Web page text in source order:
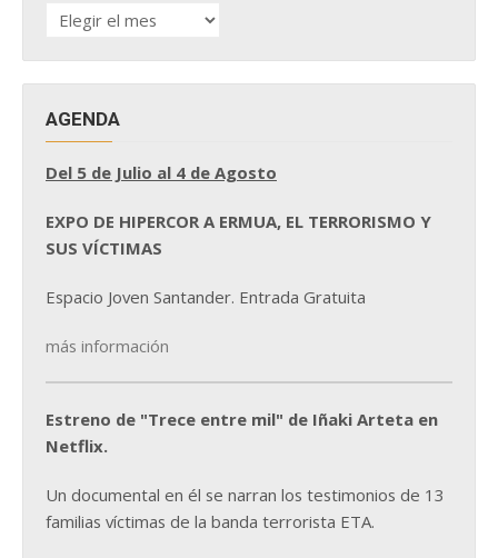
HISTÓRICO
DE
AGENDA
Del 5 de Julio al 4 de Agosto
EXPO DE HIPERCOR A ERMUA, EL TERRORISMO Y
SUS VÍCTIMAS
Espacio Joven Santander. Entrada Gratuita
más información
Estreno de "Trece entre mil" de Iñaki Arteta en
Netflix.
Un documental en él se narran los testimonios de 13
familias víctimas de la banda terrorista ETA.